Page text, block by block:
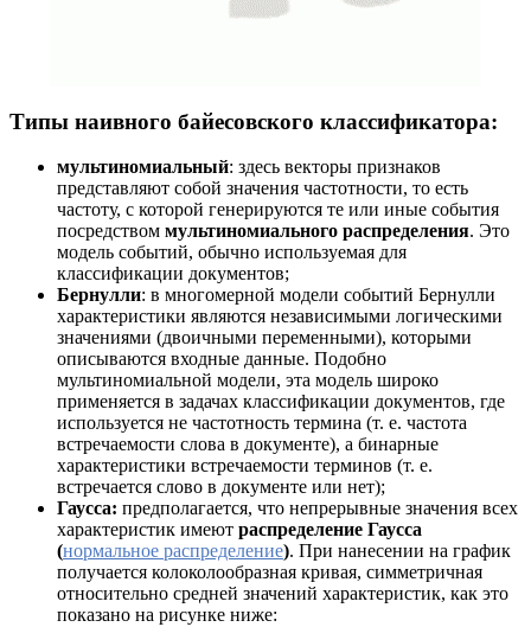
Типы наивного байесовского классификатора:
мультиномиальный: здесь векторы признаков
представляют собой значения частотности, то есть
частоту, с которой генерируются те или иные события
посредством мультиномиального распределения. Это
модель событий, обычно используемая для
классификации документов;
Бернулли: в многомерной модели событий Бернулли
характеристики являются независимыми логическими
значениями (двоичными переменными), которыми
описываются входные данные. Подобно
мультиномиальной модели, эта модель широко
применяется в задачах классификации документов, где
используется не частотность термина (т. е. частота
встречаемости слова в документе), а бинарные
характеристики встречаемости терминов (т. е.
встречается слово в документе или нет);
Гаусса: предполагается, что непрерывные значения всех
характеристик имеют распределение Гаусса
(нормальное распределение). При нанесении на график
получается колоколообразная кривая, симметричная
относительно средней значений характеристик, как это
показано на рисунке ниже: